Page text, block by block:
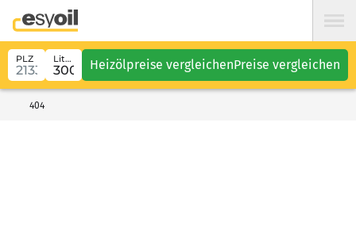
PLZ Liter Heizölpreise vergleichenPreise vergleichen
404